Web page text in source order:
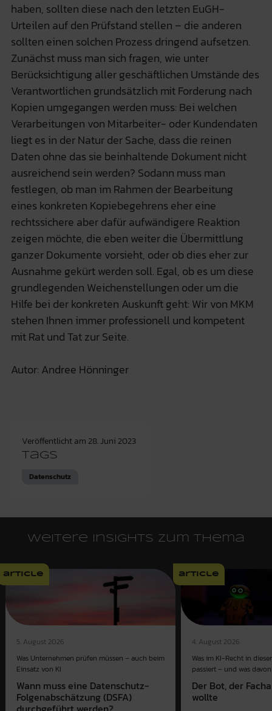
haben, sollten diese nach den letzten EuGH-
Urteilen auf den Prüfstand stellen – die anderen
sollten einen solchen Prozess dringend aufsetzen.
Zunächst muss man sich fragen, wie unter
Berücksichtigung aller geschäftlichen Umstände des
Verantwortlichen grundsätzlich mit Forderung nach
Kopien umgegangen werden muss: Bei welchen
Verarbeitungen von Mitarbeiter- oder Kundendaten
liegt es in der Natur der Sache, dass die reinen
Daten ohne das sie beinhaltende Dokument nicht
ausreichend sein werden? Sodann muss man
festlegen, ob man im Rahmen der Bearbeitung
eines konkreten Kopiebegehrens eher eine
rechtssichere aber dafür aufwändigere Reaktion
zeigen möchte, die eben weiter die Übermittlung
ganzer Dokumente vorsieht, oder ob dies eher zur
Ausnahme gekürt werden soll. Egal, ob es um diese
grundlegenden Weichenstellungen oder um die
Hilfe bei der konkreten Auskunft geht: Wir von MKM
stehen Ihnen immer professionell und kompetent
mit Rat und Tat zur Seite.
Autor: Andree Hönninger
Veröffentlicht am 28. Juni 2023
Tags
Datenschutz
Weitere Insights zum Thema
article
5. August 2026
Was Unternehmen prüfen müssen – auch beim
Einsatz von KI
Wann muss eine Datenschutz-
Folgenabschätzung (DSFA)
article
4. August 2026
Was im KI-Recht in
passiert – und was
Der Bot, der
wollte